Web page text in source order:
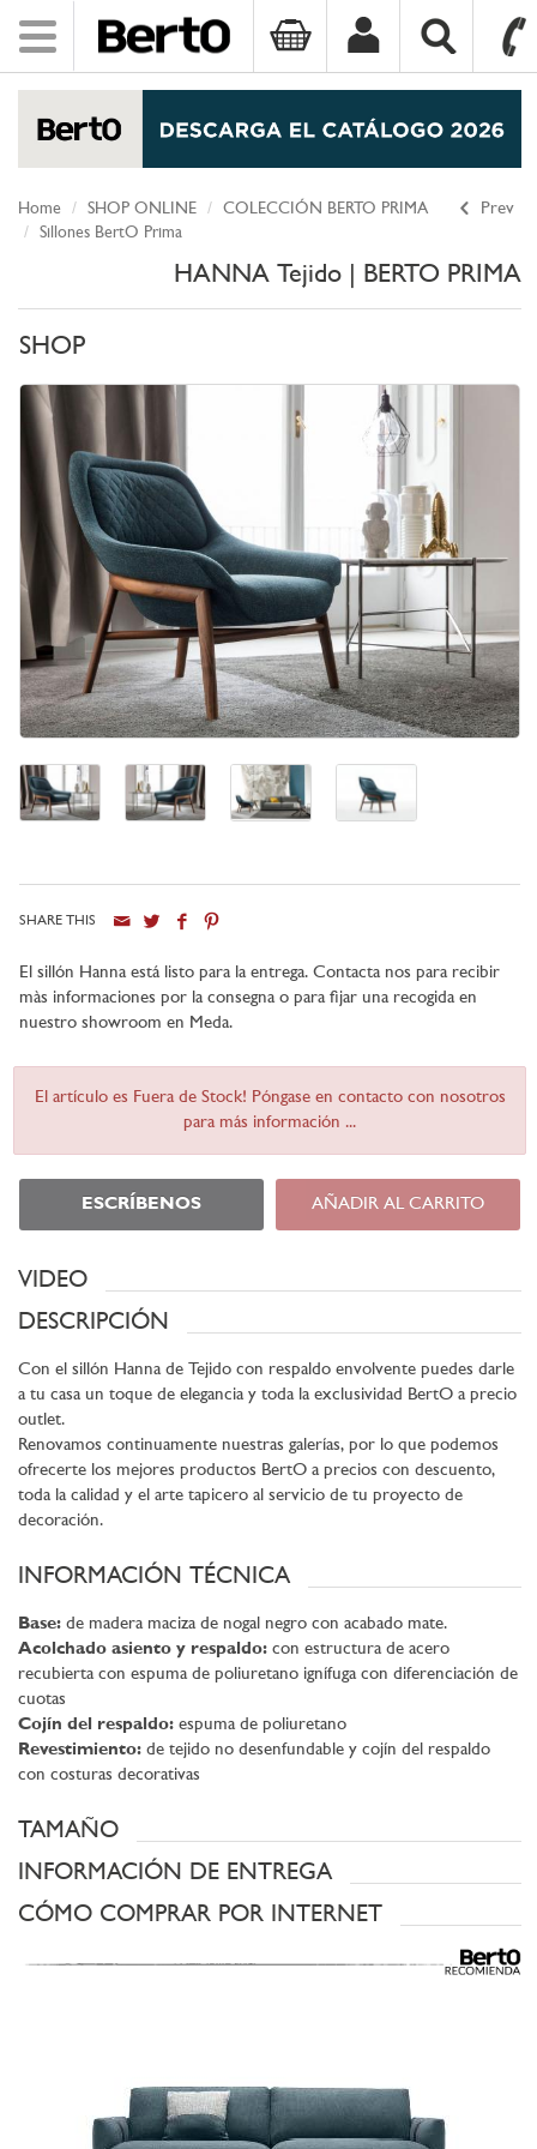
Toggle
navigation
Prev
Home SHOP ONLINE
COLECCIÓN BERTO PRIMA
Sillones BertO Prima
HANNA Tejido | BERTO PRIMA
SHOP
SHARE THIS
El sillón Hanna está listo para la entrega. Contacta nos para recibir
màs informaciones por la consegna o para fijar una recogida en
nuestro showroom en Meda.
El artículo es Fuera de Stock! Póngase en contacto con nosotros
para más información ...
ESCRÍBENOS AÑADIR AL CARRITO
VIDEO
DESCRIPCIÓN
Con el sillón Hanna de Tejido con respaldo envolvente puedes darle
a tu casa un toque de elegancia y toda la exclusividad BertO a precio
outlet.
Renovamos continuamente nuestras galerías, por lo que podemos
ofrecerte los mejores productos BertO a precios con descuento,
toda la calidad y el arte tapicero al servicio de tu proyecto de
decoración.
INFORMACIÓN TÉCNICA
Base: de madera maciza de nogal negro con acabado mate.
Acolchado asiento y respaldo: con estructura de acero
recubierta con espuma de poliuretano ignífuga con diferenciación de
cuotas
Cojín del respaldo: espuma de poliuretano
Revestimiento: de tejido no desenfundable y cojín del respaldo
con costuras decorativas
TAMAÑO
INFORMACIÓN DE ENTREGA
CÓMO COMPRAR POR INTERNET